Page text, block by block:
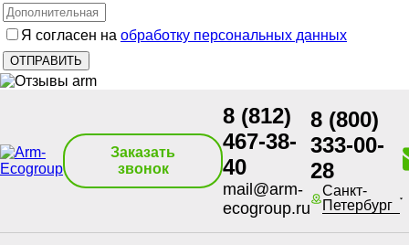
Я согласен на обработку персональных данных
Заказать
звонок
8 (812)
467-38-
40
mail@arm-
ecogroup.ru
8 (800)
333-00-
28
Санкт-
Петербург